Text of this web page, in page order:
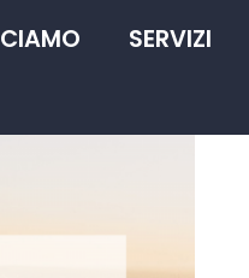
SERVIZI